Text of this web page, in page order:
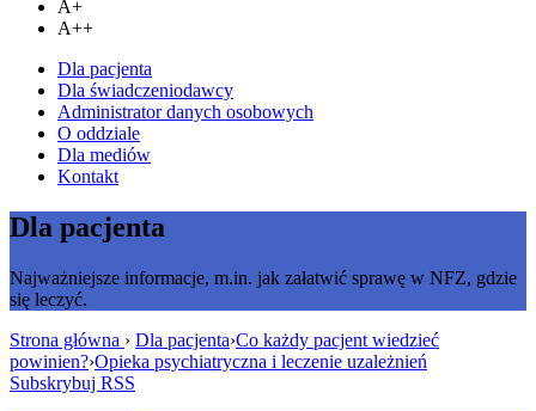
A+
A++
Dla pacjenta
Dla świadczeniodawcy
Administrator danych osobowych
O oddziale
Dla mediów
Kontakt
Dla pacjenta
Najważniejsze informacje, m.in. jak załatwić sprawę w NFZ, gdzie
się leczyć.
Strona główna › Dla pacjenta›Co każdy pacjent wiedzieć
powinien?›Opieka psychiatryczna i leczenie uzależnień
Subskrybuj RSS